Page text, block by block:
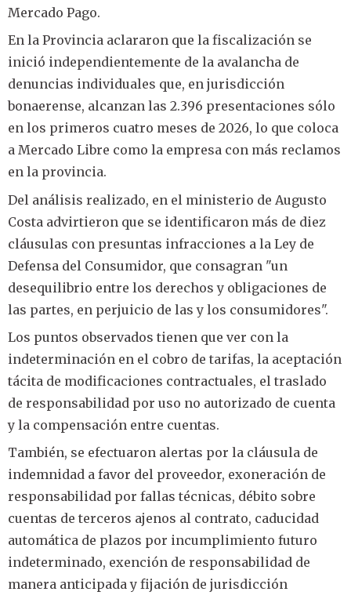
Mercado Pago.
En la Provincia aclararon que la fiscalización se
inició independientemente de la avalancha de
denuncias individuales que, en jurisdicción
bonaerense, alcanzan las 2.396 presentaciones sólo
en los primeros cuatro meses de 2026, lo que coloca
a Mercado Libre como la empresa con más reclamos
en la provincia.
Del análisis realizado, en el ministerio de Augusto
Costa advirtieron que se identificaron más de diez
cláusulas con presuntas infracciones a la Ley de
Defensa del Consumidor, que consagran "un
desequilibrio entre los derechos y obligaciones de
las partes, en perjuicio de las y los consumidores".
Los puntos observados tienen que ver con la
indeterminación en el cobro de tarifas, la aceptación
tácita de modificaciones contractuales, el traslado
de responsabilidad por uso no autorizado de cuenta
y la compensación entre cuentas.
También, se efectuaron alertas por la cláusula de
indemnidad a favor del proveedor, exoneración de
responsabilidad por fallas técnicas, débito sobre
cuentas de terceros ajenos al contrato, caducidad
automática de plazos por incumplimiento futuro
indeterminado, exención de responsabilidad de
manera anticipada y fijación de jurisdicción